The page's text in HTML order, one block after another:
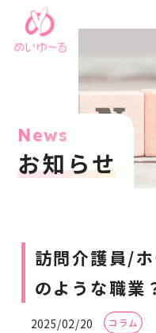
News
お知らせ
訪問介護員/
のような職業
2025/02/20 コラム